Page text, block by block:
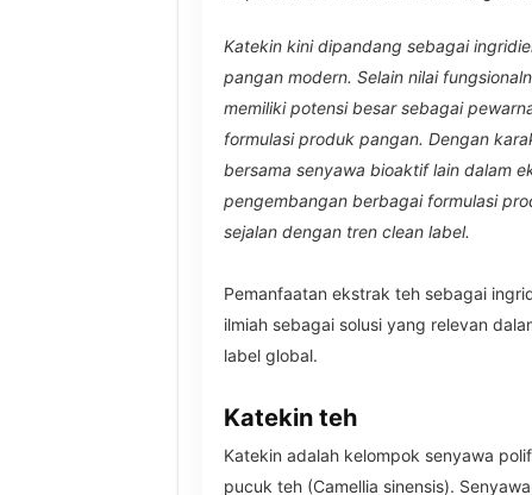
Katekin kini dipandang sebagai
pangan modern. Selain nilai
memiliki potensi besar sebagai
formulasi produk pangan. Dengan
bersama senyawa bioaktif lain dalam
pengembangan berbagai formulasi
sejalan dengan tren clean label.
Pemanfaatan ekstrak teh sebagai
ilmiah sebagai solusi yang relevan
label global.
Katekin teh
Katekin adalah kelompok senyawa
pucuk teh (Camellia sinensis).